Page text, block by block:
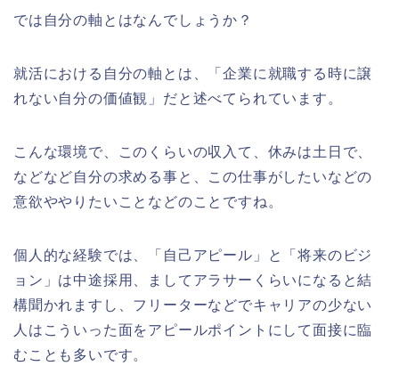
では自分の軸とはなんでしょうか？
就活における自分の軸とは、「企業に就職する時に譲
れない自分の価値観」だと述べてられています。
こんな環境で、このくらいの収入て、休みは土日で、
などなど自分の求める事と、この仕事がしたいなどの
意欲ややりたいことなどのことですね。
個人的な経験では、「自己アピール」と「将来のビジ
ョン」は中途採用、ましてアラサーくらいになると結
構聞かれますし、フリーターなどでキャリアの少ない
人はこういった面をアピールポイントにして面接に臨
むことも多いです。